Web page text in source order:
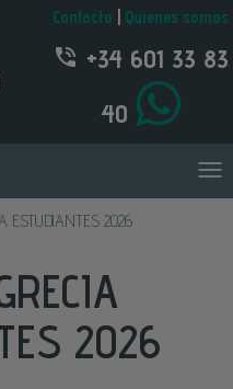
Contacto Quienes somos
+34 601 33 83
40
ESTUDIANTES 2026
2026